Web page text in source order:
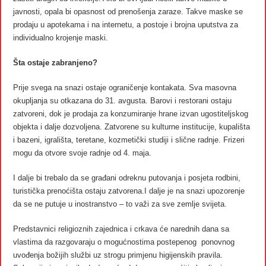
javnosti, opala bi opasnost od prenošenja zaraze. Takve maske se
prodaju u apotekama i na internetu, a postoje i brojna uputstva za
individualno krojenje maski.
Šta ostaje zabranjeno?
Prije svega na snazi ostaje ograničenje kontakata. Sva masovna
okupljanja su otkazana do 31. avgusta. Barovi i restorani ostaju
zatvoreni, dok je prodaja za konzumiranje hrane izvan ugostiteljskog
objekta i dalje dozvoljena. Zatvorene su kulturne institucije, kupališta
i bazeni, igrališta, teretane, kozmetički studiji i slične radnje. Frizeri
mogu da otvore svoje radnje od 4. maja.
I dalje bi trebalo da se građani odreknu putovanja i posjeta rodbini,
turistička prenoćišta ostaju zatvorena.I dalje je na snazi upozorenje
da se ne putuje u inostranstvo – to važi za sve zemlje svijeta.
Predstavnici religioznih zajednica i crkava će narednih dana sa
vlastima da razgovaraju o mogućnostima postepenog ponovnog
uvođenja božijih službi uz strogu primjenu higijenskih pravila.